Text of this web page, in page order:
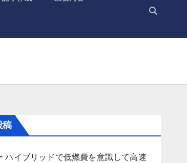
稿
ハイブリッドで低燃費を意識して高速